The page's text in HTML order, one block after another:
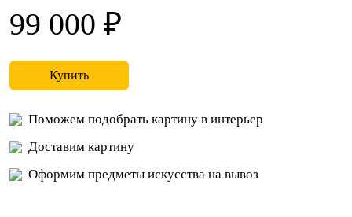
99 000 ₽
Купить
Поможем подобрать картину в интерьер
Доставим картину
Оформим предметы искусства на вывоз